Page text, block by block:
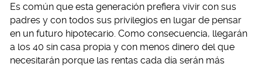
Es común que esta generación prefiera vivir con sus
padres y con todos sus privilegios en lugar de pensar
en un futuro hipotecario. Como consecuencia, llegarán
a los 40 sin casa propia y con menos dinero del que
necesitarán porque las rentas cada día serán más